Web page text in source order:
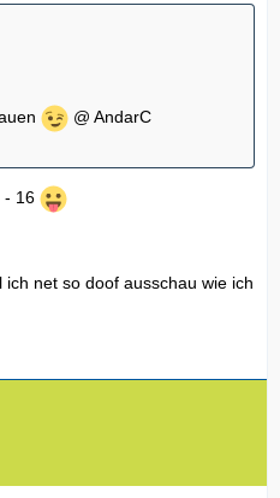
@ AndarC
- 16
net so doof ausschau wie ich